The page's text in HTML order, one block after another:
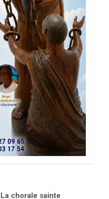
La chorale sainte